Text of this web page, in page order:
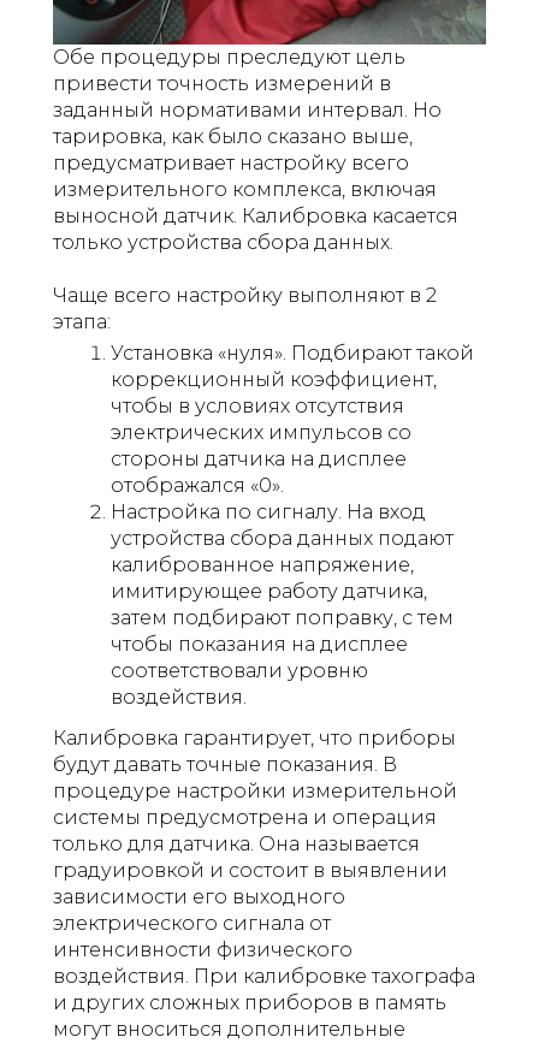
Обе процедуры преследуют цель
привести точность измерений в
заданный нормативами интервал. Но
тарировка, как было сказано выше,
предусматривает настройку всего
измерительного комплекса, включая
выносной датчик. Калибровка касается
только устройства сбора данных.
Чаще всего настройку выполняют в 2
этапа:
Установка «нуля». Подбирают такой
коррекционный коэффициент,
чтобы в условиях отсутствия
электрических импульсов со
стороны датчика на дисплее
отображался «0».
Настройка по сигналу. На вход
устройства сбора данных подают
калиброванное напряжение,
имитирующее работу датчика,
затем подбирают поправку, с тем
чтобы показания на дисплее
соответствовали уровню
воздействия.
Калибровка гарантирует, что приборы
будут давать точные показания. В
процедуре настройки измерительной
системы предусмотрена и операция
только для датчика. Она называется
градуировкой и состоит в выявлении
зависимости его выходного
электрического сигнала от
интенсивности физического
воздействия. При калибровке тахографа
и других сложных приборов в память
могут вноситься дополнительные